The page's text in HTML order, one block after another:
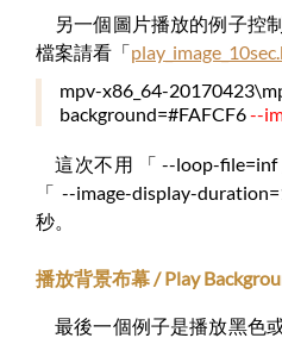
另一個圖片播放的例子控
檔案請看「
mpv-x86_64-
background=#FAFCF6--
這次不用 「 --loop-
「 --image-display-
秒。
播放背景布幕 / Play
最後一個例子是播放黑色